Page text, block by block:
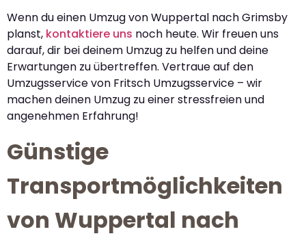
Wenn du einen Umzug von Wuppertal nach Grimsby
planst, kontaktiere uns noch heute. Wir freuen uns
darauf, dir bei deinem Umzug zu helfen und deine
Erwartungen zu übertreffen. Vertraue auf den
Umzugsservice von Fritsch Umzugsservice – wir
machen deinen Umzug zu einer stressfreien und
angenehmen Erfahrung!
Günstige
Transportmöglichkeiten
von Wuppertal nach